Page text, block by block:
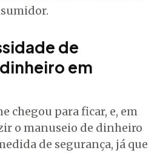
de
em
chegou para ficar, e, em
o manuseio de dinheiro
de segurança, já que